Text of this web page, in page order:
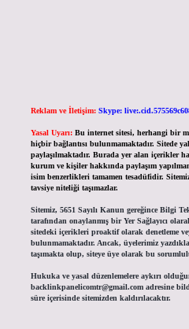
Reklam ve İletişim: Skype:
Yasal Uyarı: Bu internet sitesi, herhangi bir
hiçbir bağlantısı bulunmamaktadır. Sitede
paylaşılmaktadır. Burada yer alan içerikler
kurum ve kişiler hakkında paylaşım
isim benzerlikleri tamamen tesadüfidir.
tavsiye niteliği taşımazlar.
Sitemiz, 5651 Sayılı Kanun gereğince Bilgi
tarafından onaylanmış bir Yer Sağlayıcı
sitedeki içerikleri proaktif olarak denetleme
bulunmamaktadır. Ancak, üyelerimiz
taşımakta olup, siteye üye olarak bu
Hukuka ve yasal düzenlemelere aykırı
backlinkpanelicomtr@gmail.comadresine
süre içerisinde sitemizden kaldırılacaktır.